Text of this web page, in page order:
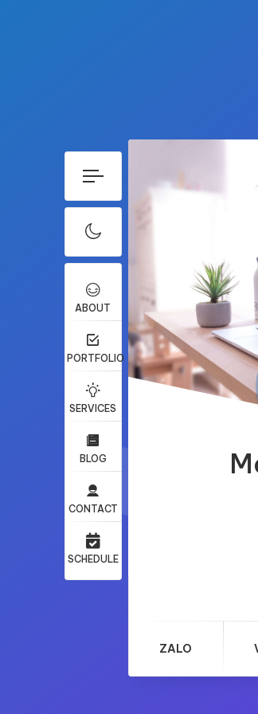
ABOUT
PORTFOLIO
SERVICES
BLOG
CONTACT
SCHEDULE
ZALO